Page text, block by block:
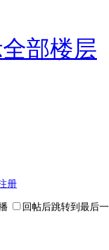
部楼层
册
回帖后跳转到最后